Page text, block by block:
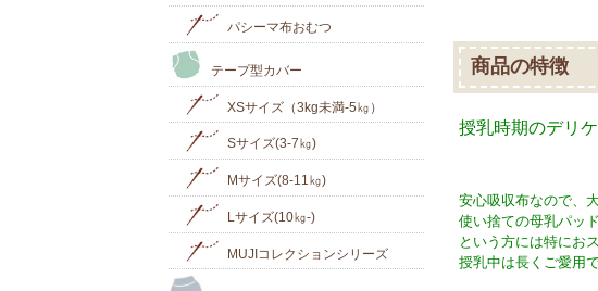
商品の特徴
授乳時期のデリ
安心吸収布なので、
使い捨ての母乳パッ
という方には特にお
授乳中は長くご愛用
パシーマ布おむつ
テープ型カバー
XSサイズ（3kg未満-5㎏）
Sサイズ(3-7㎏)
Mサイズ(8-11㎏)
Lサイズ(10㎏‐)
MUJIコレクションシリーズ